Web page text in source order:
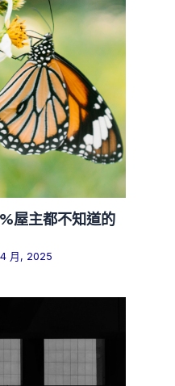
屋主都不知道的
月, 2025